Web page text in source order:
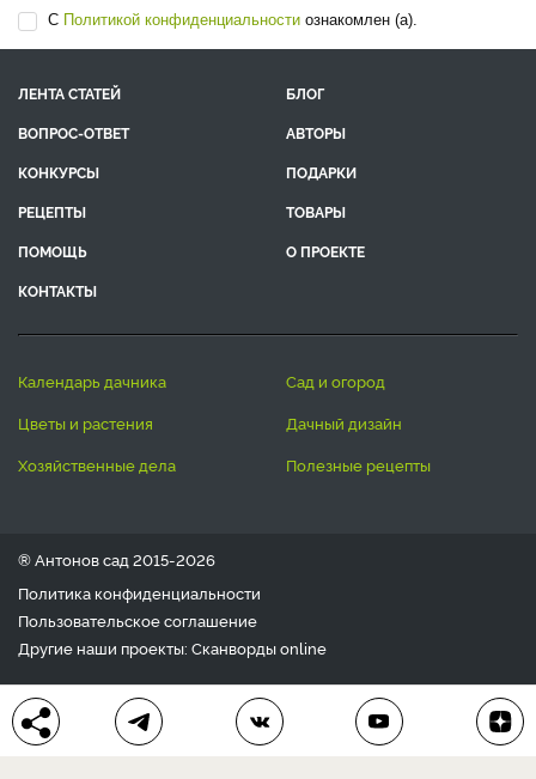
С Политикой конфиденциальности ознакомлен (а).
ЛЕНТА СТАТЕЙ
БЛОГ
ВОПРОС-ОТВЕТ
АВТОРЫ
КОНКУРСЫ
ПОДАРКИ
РЕЦЕПТЫ
ТОВАРЫ
ПОМОЩЬ
О ПРОЕКТЕ
КОНТАКТЫ
календарь дачника
сад и огород
цветы и растения
дачный дизайн
хозяйственные дела
полезные рецепты
® Антонов сад 2015-2026
Политика конфиденциальности
Пользовательское соглашение
Другие наши проекты: Сканвордыonline
Любое использование материала допускается только с
письменного согласия редакции